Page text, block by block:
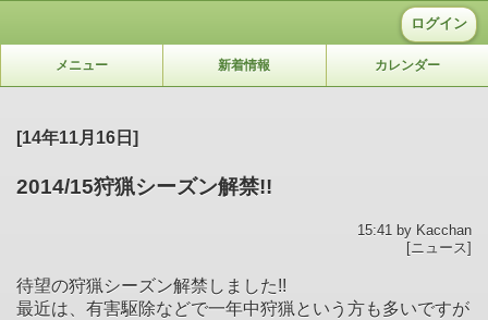
ログイン
メニュー 新着情報 カレンダー
[14年11月16日]
2014/15狩猟シーズン解禁!!
15:41 by Kacchan
[ニュース]
待望の狩猟シーズン解禁しました!!
最近は、有害駆除などで一年中狩猟という方も多いですが